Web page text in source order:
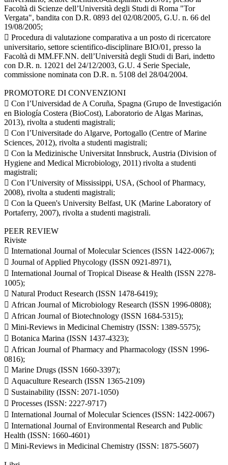
Facoltà di Scienze dell’Università degli Studi di Roma "Tor
Vergata", bandita con D.R. 0893 del 02/08/2005, G.U. n. 66 del
19/08/2005;
 Procedura di valutazione comparativa a un posto di ricercatore
universitario, settore scientifico-disciplinare BIO/01, presso la
Facoltà di MM.FF.NN. dell’Università degli Studi di Bari, indetto
con D.R. n. 12021 del 24/12/2003, G.U. 4 Serie Speciale,
commissione nominata con D.R. n. 5108 del 28/04/2004.
PROMOTORE DI CONVENZIONI
 Con l’Universidad de A Coruña, Spagna (Grupo de Investigación
en Biología Costera (BioCost), Laboratorio de Algas Marinas,
2013), rivolta a studenti magistrali;
 Con l’Universitade do Algarve, Portogallo (Centre of Marine
Sciences, 2012), rivolta a studenti magistrali;
 Con la Medizinische Universitat Innsbruck, Austria (Division of
Hygiene and Medical Microbiology, 2011) rivolta a studenti
magistrali;
 Con l’University of Mississippi, USA, (School of Pharmacy,
2008), rivolta a studenti magistrali;
 Con la Queen's University Belfast, UK (Marine Laboratory of
Portaferry, 2007), rivolta a studenti magistrali.
PEER REVIEW
Riviste
 International Journal of Molecular Sciences (ISSN 1422-0067);
 Journal of Applied Phycology (ISSN 0921-8971),
 International Journal of Tropical Disease & Health (ISSN 2278-
1005);
 Natural Product Research (ISSN 1478-6419);
 African Journal of Microbiology Research (ISSN 1996-0808);
 African Journal of Biotechnology (ISSN 1684-5315);
 Mini-Reviews in Medicinal Chemistry (ISSN: 1389-5575);
 Botanica Marina (ISSN 1437-4323);
 African Journal of Pharmacy and Pharmacology (ISSN 1996-
0816);
 Marine Drugs (ISSN 1660-3397);
 Aquaculture Research (ISSN 1365-2109)
 Sustainability (ISSN: 2071-1050)
 Processes (ISSN: 2227-9717)
 International Journal of Molecular Sciences (ISSN: 1422-0067)
 International Journal of Environmental Research and Public
Health (ISSN: 1660-4601)
 Mini-Reviews in Medicinal Chemistry (ISSN: 1875-5607)